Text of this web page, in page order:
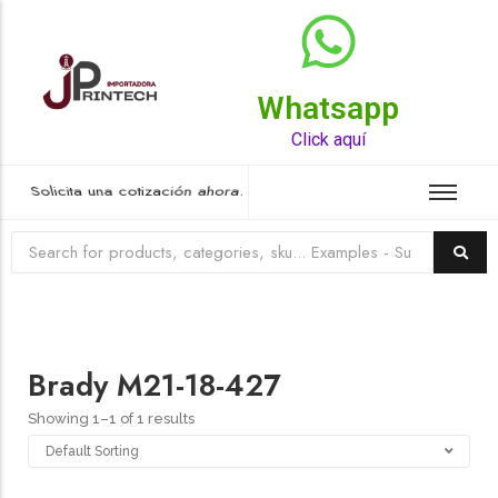
Whatsapp
Click aquí
Solicita una cotización ahora.
Top Rated Product
Brady M21-18-427
Showing 1–1 of 1 results